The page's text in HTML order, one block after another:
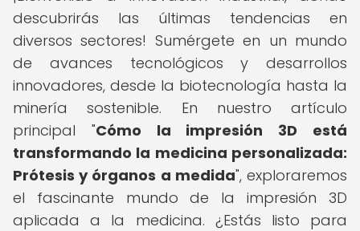
descubrirás las últimas tendencias en
diversos sectores! Sumérgete en un mundo
de avances tecnológicos y desarrollos
innovadores, desde la biotecnología hasta la
minería sostenible. En nuestro artículo
principal "Cómo la impresión 3D está
transformando la medicina personalizada:
Prótesis y órganos a medida", exploraremos
el fascinante mundo de la impresión 3D
aplicada a la medicina. ¿Estás listo para